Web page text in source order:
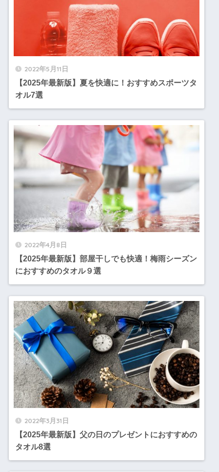
2022年5月11日
【2025年最新版】夏を快適に！おすすめスポーツタ
オル7選
2022年4月8日
【2025年最新版】部屋干しでも快適！梅雨シーズン
におすすめのタオル９選
2022年3月31日
【2025年最新版】父の日のプレゼントにおすすめの
タオル8選